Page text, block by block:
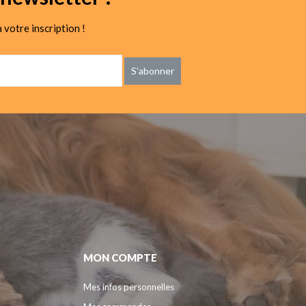
votre inscription !
S’abonner
MON COMPTE
Mes infos personnelles